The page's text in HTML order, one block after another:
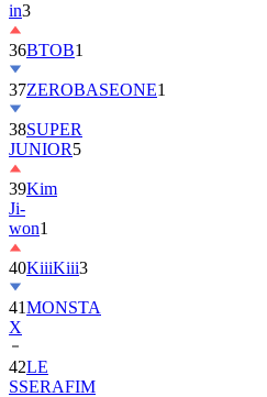
in3
36BTOB1
37ZEROBASEONE1
38SUPER
JUNIOR5
39Kim
Ji-
won1
40KiiiKiii3
41MONSTA
X
42LE
SSERAFIM